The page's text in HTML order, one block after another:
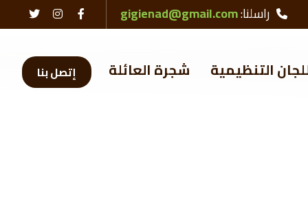
راسلنا:gigienad@gmail.com
إتصل بنا التنظيمية شجرة العائلة